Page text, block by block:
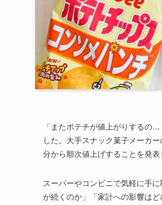
「またポテチが値上がりするの
した。大手スナック菓子メーカ
分から順次値上げすることを発表
スーパーやコンビニで気軽に手
が続くのか」「家計への影響は